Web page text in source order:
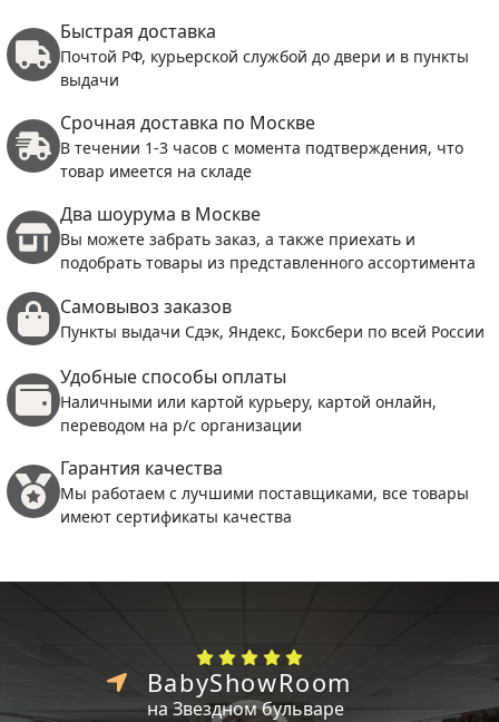
Быстрая доставка
Почтой РФ, курьерской службой до двери и в пункты
выдачи
Срочная доставка по Москве
В течении 1-3 часов с момента подтверждения, что
товар имеется на складе
Два шоурума в Москве
Вы можете забрать заказ, а также приехать и
подобрать товары из представленного ассортимента
Самовывоз заказов
Пункты выдачи Сдэк, Яндекс, Боксбери по всей России
Удобные способы оплаты
Наличными или картой курьеру, картой онлайн,
переводом на р/с организации
Гарантия качества
Мы работаем с лучшими поставщиками, все товары
имеют сертификаты качества
BabyShowRoom
на Звездном бульваре